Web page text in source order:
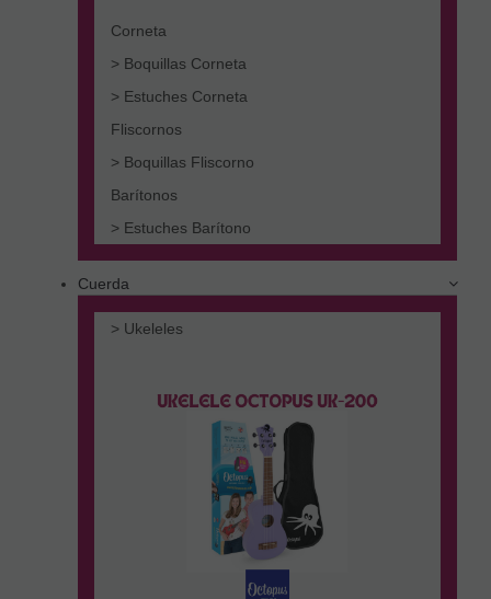
Corneta
> Boquillas Corneta
> Estuches Corneta
Fliscornos
> Boquillas Fliscorno
Barítonos
> Estuches Barítono
Cuerda
> Ukeleles